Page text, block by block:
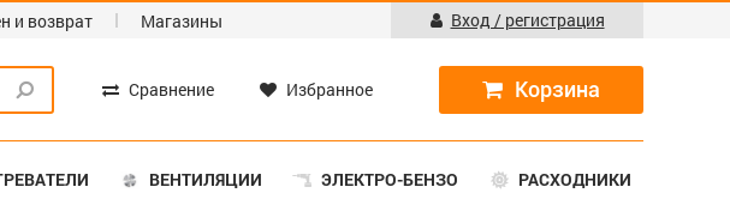
и возврат Магазины Вход / регистрация
Сравнение Избранное
ВЕНТИЛЯЦИИ ЭЛЕКТРО-БЕНЗО
РАСХОДНИКИ